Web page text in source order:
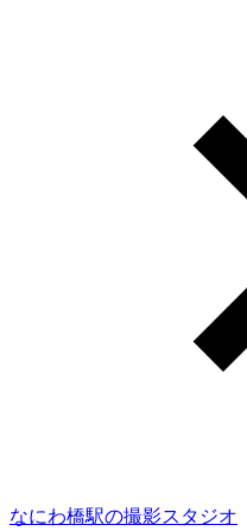
なにわ橋駅の撮影スタジオ